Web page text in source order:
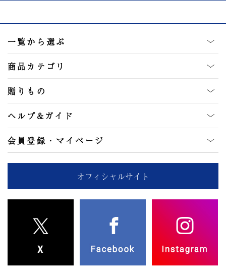
一覧から選ぶ
商品カテゴリ
贈りもの
ヘルプ&ガイド
会員登録・マイページ
オフィシャルサイト